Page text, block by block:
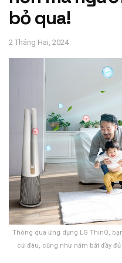
bỏ qua!
2 Tháng Hai, 2024
Thông qua ứng dụng LG ThinQ,
cứ đâu, cũng như nắm bắt đầy